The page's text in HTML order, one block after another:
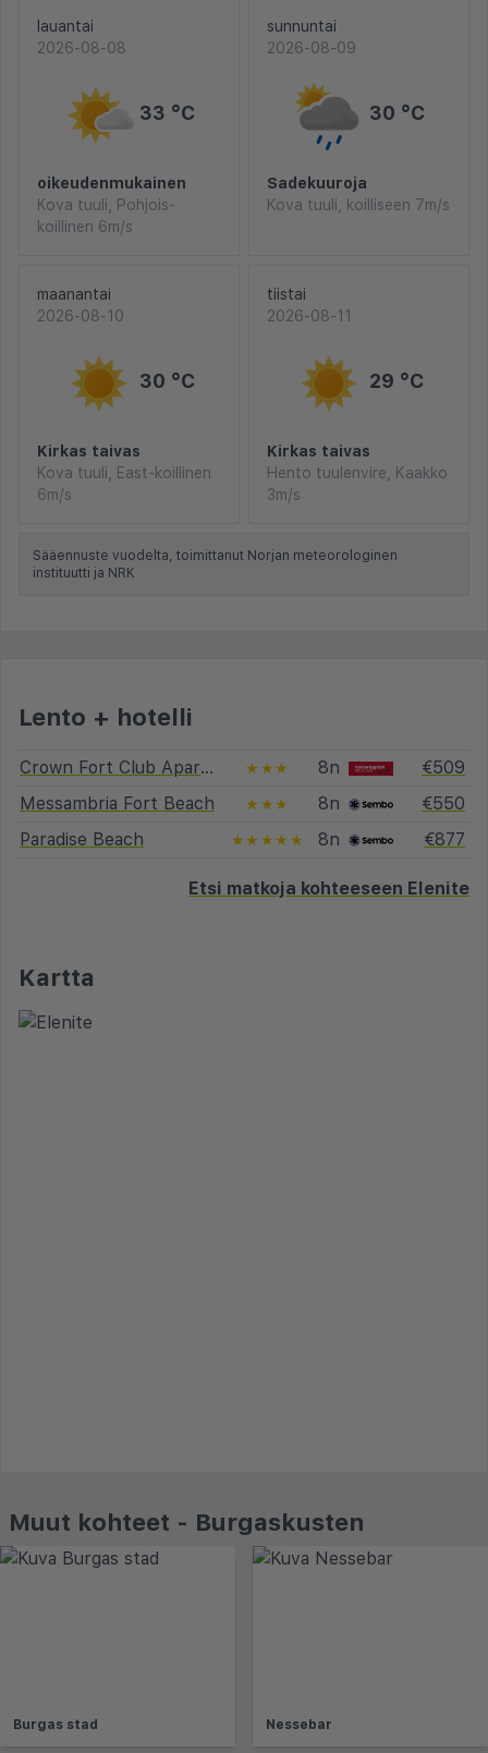
lauantai
2026-08-08
33 °C
oikeudenmukainen
Kova tuuli, Pohjois-
koillinen 6m/s
sunnuntai
2026-08-09
30 °C
Sadekuuroja
Kova tuuli, koilliseen 7m/s
maanantai
2026-08-10
30 °C
Kirkas taivas
Kova tuuli, East-koillinen
6m/s
tiistai
2026-08-11
29 °C
Kirkas taivas
Hento tuulenvire, Kaakko
3m/s
Sääennuste vuodelta, toimittanut Norjan meteorologinen
instituutti ja NRK
Lento + hotelli
Crown Fort Club Apartments ★★★ 8n
€509
Messambria Fort Beach
★★★ 8n
€550
Paradise Beach
★★★★★ 8n €877
Etsi matkoja kohteeseen Elenite
Kartta
Muut kohteet - Burgaskusten
Burgas stad Nessebar